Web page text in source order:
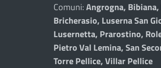
Comuni:Angrogna,
Bricherasio, Luserna San
Lusernetta, Prarostino,
Pietro Val Lemina, San
Torre Pellice, Villar Pellice